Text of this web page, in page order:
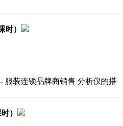
时）
服装连锁品牌商销售 分析仪的搭
）